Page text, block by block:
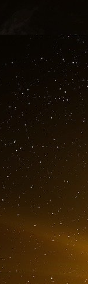
Marguerite
Choiseul 100.
Ariane
Marguerite
diplômée de
atteint le
Macron.
métiers de
La
de 11 ans
2012 et
comme
comme
Consumer
actionnaire